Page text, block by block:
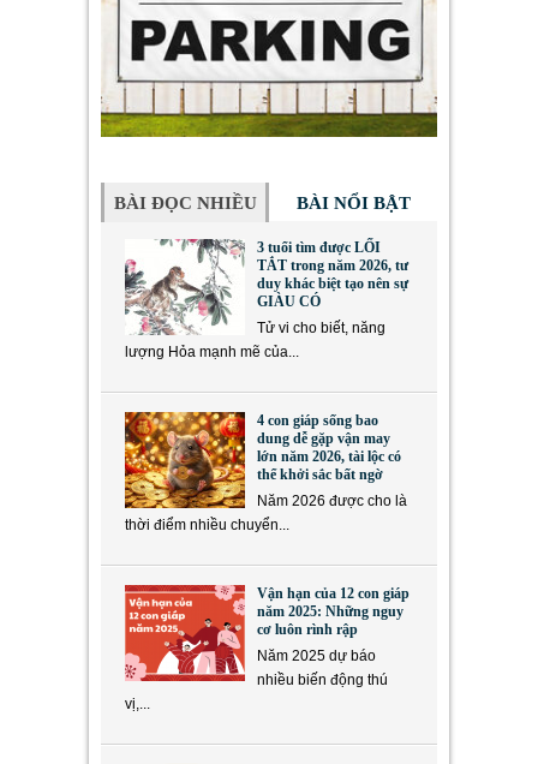
BÀI ĐỌC NHIỀU BÀI NỔI BẬT
3 tuổi tìm được LỐI
TẮT trong năm 2026, tư
duy khác biệt tạo nên sự
GIÀU CÓ
Tử vi cho biết, năng
lượng Hỏa mạnh mẽ của...
4 con giáp sống bao
dung dễ gặp vận may
lớn năm 2026, tài lộc có
thể khởi sắc bất ngờ
Năm 2026 được cho là
thời điểm nhiều chuyển...
Vận hạn của 12 con giáp
năm 2025: Những nguy
cơ luôn rình rập
Năm 2025 dự báo
nhiều biến động thú
vị,...